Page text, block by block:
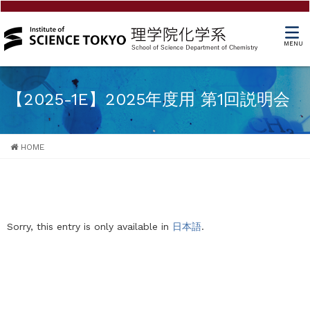
MENU
【2025-1E】2025年度用 第1回説明会
HOME
Sorry, this entry is only available in 日本語.